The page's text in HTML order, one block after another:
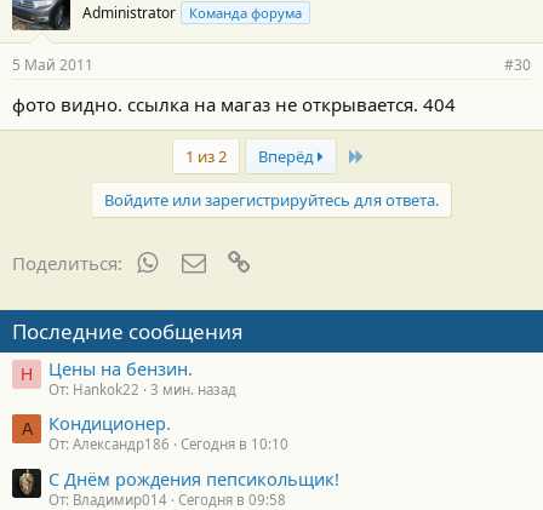
Administrator Команда форума
5 Май 2011 #30
фото видно. ссылка на магаз не открывается. 404
1 из 2 Вперёд Last
Войдите или зарегистрируйтесь для ответа.
Поделиться: WhatsAppЭлектронная почта
Последние сообщения
H Цены на бензин.
От: Hankok22 3 мин. назад
А Кондиционер.
От: Александр186 Сегодня в 10:10
С Днём рождения пепсикольщик!
От: Владимир014 Сегодня в 09:58